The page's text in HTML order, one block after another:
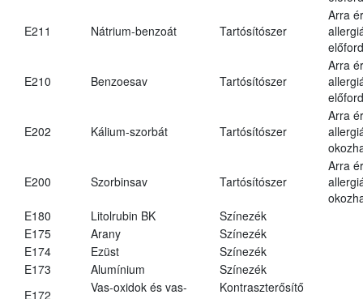
E211 Nátrium-benzoát Tartósítószer
Arra
E210 Benzoesav Tartósítószer
Arra
E202 Kálium-szorbát Tartósítószer
Arra
E200 Szorbinsav Tartósítószer
Arra
E180
Litolrubin BK
Színezék
E175
Arany
Színezék
E174
Ezüst
Színezék
E173
Alumínium
Színezék
E172
Vas-oxidok és vas-
Kontraszterősítő